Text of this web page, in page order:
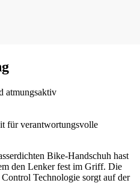
atmungsaktiv
für verantwortungsvolle
Bike-Handschuh hast
den Lenker fest im Griff. Die
Technologie sorgt auf der